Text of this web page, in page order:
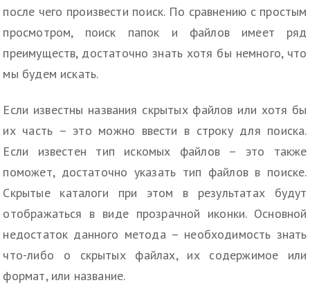
после чего произвести поиск. По сравнению с простым
просмотром, поиск папок и файлов имеет ряд
преимуществ, достаточно знать хотя бы немного, что
мы будем искать.
Если известны названия скрытых файлов или хотя бы
их часть – это можно ввести в строку для поиска.
Если известен тип искомых файлов – это также
поможет, достаточно указать тип файлов в поиске.
Скрытые каталоги при этом в результатах будут
отображаться в виде прозрачной иконки. Основной
недостаток данного метода – необходимость знать
что-либо о скрытых файлах, их содержимое или
формат, или название.